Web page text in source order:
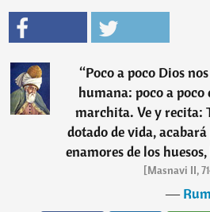
“Poco a poco Dios
humana: poco a poco
marchita. Ve y recita:
dotado de vida,
enamores de los
[Masnavi II,
―